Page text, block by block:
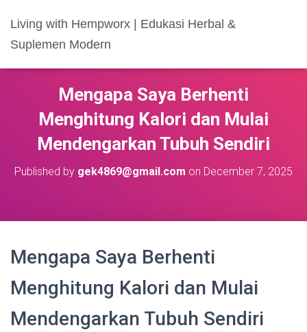
Living with Hempworx | Edukasi Herbal &
Suplemen Modern
Mengapa Saya Berhenti
Menghitung Kalori dan Mulai
Mendengarkan Tubuh Sendiri
Published by gek4869@gmail.com on December 7, 2025
Mengapa Saya Berhenti
Menghitung Kalori dan Mulai
Mendengarkan Tubuh Sendiri